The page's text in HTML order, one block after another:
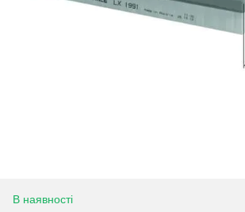
В наявності